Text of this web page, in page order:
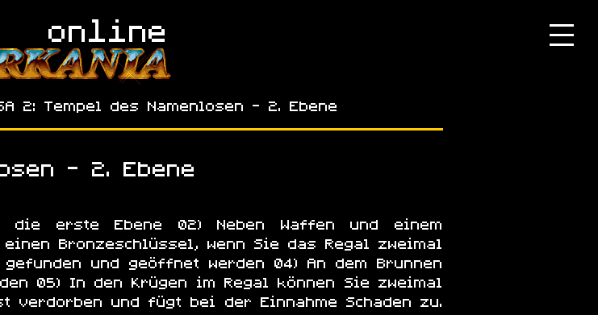
2: Tempel des Namenlosen - 2. Ebene
- 2. Ebene
erste Ebene 02) Neben Waffen und einem
Bronzeschlüssel, wenn Sie das Regal zweimal
und geöffnet werden 04) An dem Brunnen
05) In den Krügen im Regal können Sie zweimal
verdorben und fügt bei der Einnahme Schaden zu.